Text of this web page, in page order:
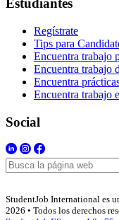
Estudiantes
Regístrate
Tips para
Encuentra trabajo
Encuentra trabajo
Encuentra
Encuentra trabajo
Social
StudentJob International es
2026 • Todos los derechos